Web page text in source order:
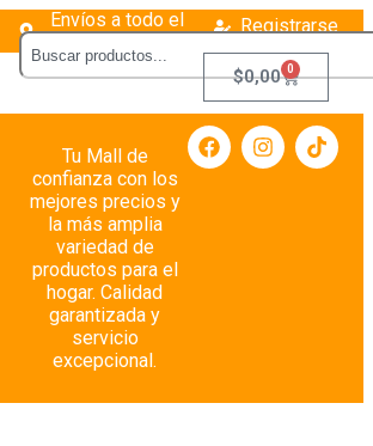
Envíos a todo el
Registrarse
Login
$0,00 0
Tu Mall de
confianza con los
mejores precios y
la más amplia
variedad de
productos para el
hogar. Calidad
garantizada y
servicio
excepcional.